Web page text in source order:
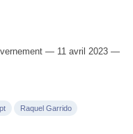
— 11 avril 2023 —
Raquel Garrido